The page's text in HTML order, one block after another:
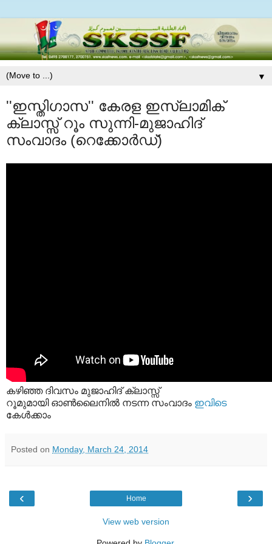
▼
''ഇസ്തിഗാസ'' കേരള ഇസ്ലാമിക്‌
ക്ലാസ്സ്‌ റൂം സുന്നി-മുജാഹിദ്
സംവാദം (റെക്കോർഡ്‌)
കഴിഞ്ഞ ദിവസം മുജാഹിദ് ക്ലാസ്സ്‌
റൂമുമായി ഓണ്‍ലൈനിൽ നടന്ന സംവാദം ഇവിടെ
കേൾക്കാം
Posted on Monday, March 24, 2014
‹ ›
Home
View web version